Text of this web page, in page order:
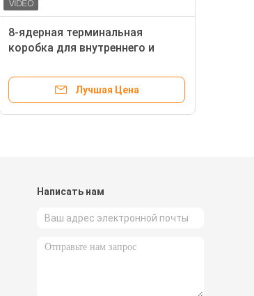
8-ядерная терминальная
коробка для внутреннего и
соединения
Лучшая Цена
Написать нам